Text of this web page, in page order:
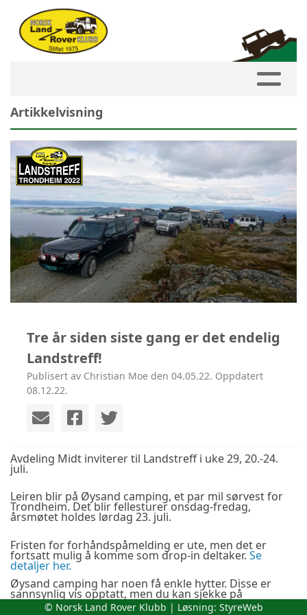
Artikkelvisning
Tre år siden siste gang er det endelig
Landstreff!
Publisert av Christian Moe den 04.05.22. Oppdatert
08.12.22.
Avdeling Midt inviterer til Landstreff i uke 29, 20.-24.
juli.
Leiren blir på Øysand camping, et par mil sørvest for
Trondheim. Det blir fellesturer onsdag-fredag,
årsmøtet holdes lørdag 23. juli.
Fristen for forhåndspåmelding er ute, men det er
fortsatt mulig å komme som drop-in deltaker. Se
detaljer her.
Øysand camping har noen få enkle hytter. Disse er
sannsynlig vis opptatt, men du kan sjekke på
https://oysandcamping.no/.
© Norsk Land Rover Klubb | Løsning: StyreWeb